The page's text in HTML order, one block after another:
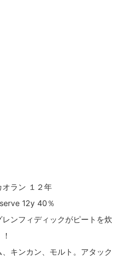
オラン １２年
12y 40％
ンフィディックがピートを炊
キンカン、モルト。アタック